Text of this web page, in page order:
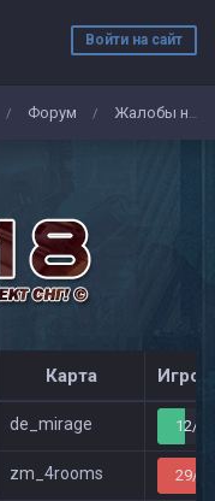
Войти на сайт
/ Форум / Жалобы на админов/игроков
Карта
de_mirage 12/32
zm_4rooms 29/32